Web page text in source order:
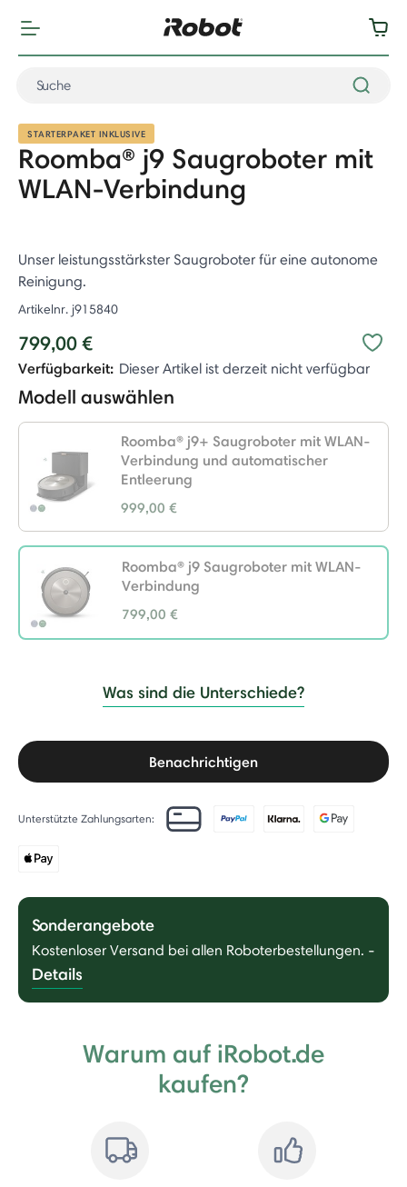
STARTERPAKET INKLUSIVE
Roomba® j9 Saugroboter mit
WLAN-Verbindung
Unser leistungsstärkster Saugroboter für eine autonome
Reinigung.
Artikelnr. j915840
799,00 €
Verfügbarkeit: Dieser Artikel ist derzeit nicht verfügbar
Modell auswählen
Roomba® j9+ Saugroboter mit WLAN-
Verbindung und automatischer
Entleerung
999,00 €
Roomba® j9 Saugroboter mit WLAN-
Verbindung
799,00 €
selected
Was sind die Unterschiede?
Benachrichtigen
Unterstützte Zahlungsarten:
Sonderangebote
Kostenloser Versand bei allen Roboterbestellungen. -
Details
Warum auf iRobot.de
kaufen?